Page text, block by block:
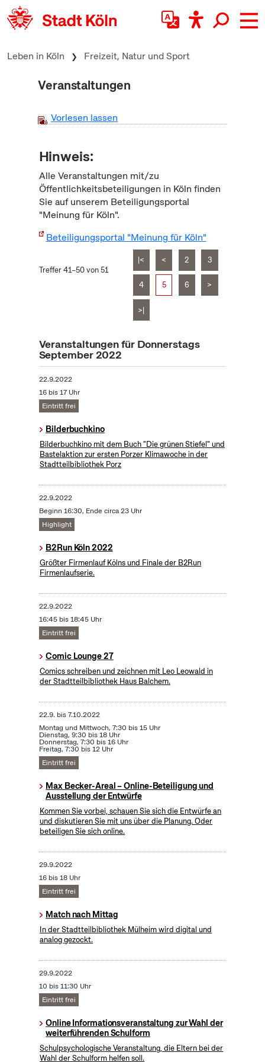
zum Inhalt springen
Leben in Köln Freizeit, Natur und Sport
Veranstaltungen
Vorlesen lassen
Hinweis:
Alle Veranstaltungen mit/zu
Öffentlichkeitsbeteiligungen in Köln finden
Sie auf unserem Beteiligungsportal
"Meinung für Köln".
Beteiligungsportal "Meinung für Köln"
Treffer 41–50 von 51
|< < 2 3
4 5 6 >
>|
Veranstaltungen für Donnerstags
September 2022
22.9.2022
16 bis 17 Uhr
Eintritt frei
Bilderbuchkino
​Bilderbuchkino mit dem Buch "Die grünen Stiefel" und
Bastelaktion zur ersten Porzer Klimawoche in der
Stadtteilbibliothek Porz
22.9.2022
Beginn 16:30, Ende circa 23 Uhr
Highlight
B2Run Köln 2022
Größter Firmenlauf Kölns und Finale der B2Run
Firmenlaufserie.
22.9.2022
16:45 bis 18:45 Uhr
Eintritt frei
Comic Lounge 27
Comics schreiben und zeichnen mit Leo Leowald in
der Stadtteilbibliothek Haus Balchem.
22.9. bis7.10.2022
Montag und Mittwoch, 7:30 bis 15 Uhr
Dienstag, 9:30 bis 18 Uhr
Donnerstag, 7:30 bis 16 Uhr
Freitag, 7:30 bis 12 Uhr
Eintritt frei
Max Becker-Areal – Online-Beteiligung und
Ausstellung der Entwürfe
Kommen Sie vorbei, schauen Sie sich die Entwürfe an
und diskutieren Sie mit uns über die Planung. Oder
beteiligen Sie sich online.
29.9.2022
16 bis 18 Uhr
Eintritt frei
Match nach Mittag
In der Stadtteilbibliothek Mülheim wird digital und
analog gezockt.
29.9.2022
10 bis 11:30 Uhr
Eintritt frei
Online Informationsveranstaltung zur Wahl der
weiterführenden Schulform
Schulpsychologische Veranstaltung, die Eltern bei der
Wahl der Schulform helfen soll.